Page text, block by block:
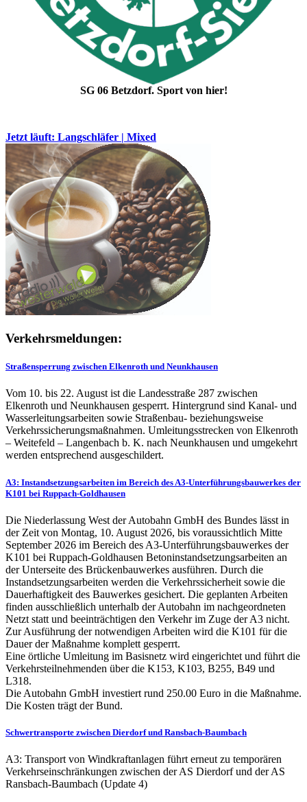
SG 06 Betzdorf. Sport von hier!
Jetzt läuft: Langschläfer | Mixed
Verkehrsmeldungen:
Straßensperrung zwischen Elkenroth und Neunkhausen
Vom 10. bis 22. August ist die Landesstraße 287 zwischen
Elkenroth und Neunkhausen gesperrt. Hintergrund sind Kanal- und
Wasserleitungsarbeiten sowie Straßenbau- beziehungsweise
Verkehrssicherungsmaßnahmen. Umleitungsstrecken von Elkenroth
– Weitefeld – Langenbach b. K. nach Neunkhausen und umgekehrt
werden entsprechend ausgeschildert.
A3: Instandsetzungsarbeiten im Bereich des A3-Unterführungsbauwerkes der
K101 bei Ruppach-Goldhausen
Die Niederlassung West der Autobahn GmbH des Bundes lässt in
der Zeit von Montag, 10. August 2026, bis voraussichtlich Mitte
September 2026 im Bereich des A3-Unterführungsbauwerkes der
K101 bei Ruppach-Goldhausen Betoninstandsetzungsarbeiten an
der Unterseite des Brückenbauwerkes ausführen. Durch die
Instandsetzungsarbeiten werden die Verkehrssicherheit sowie die
Dauerhaftigkeit des Bauwerkes gesichert. Die geplanten Arbeiten
finden ausschließlich unterhalb der Autobahn im nachgeordneten
Netzt statt und beeinträchtigen den Verkehr im Zuge der A3 nicht.
Zur Ausführung der notwendigen Arbeiten wird die K101 für die
Dauer der Maßnahme komplett gesperrt.
Eine örtliche Umleitung im Basisnetz wird eingerichtet und führt die
Verkehrsteilnehmenden über die K153, K103, B255, B49 und
L318.
Die Autobahn GmbH investiert rund 250.00 Euro in die Maßnahme.
Die Kosten trägt der Bund.
Schwertransporte zwischen Dierdorf und Ransbach-Baumbach
A3: Transport von Windkraftanlagen führt erneut zu temporären
Verkehrseinschränkungen zwischen der AS Dierdorf und der AS
Ransbach-Baumbach (Update 4)